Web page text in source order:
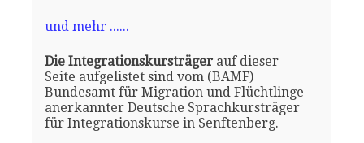
und mehr ......
Die Integrationskursträgerauf dieser
Seite aufgelistet sind vom (BAMF)
Bundesamt für Migration und Flüchtlinge
anerkannter Deutsche Sprachkursträger
für Integrationskurse in Senftenberg.